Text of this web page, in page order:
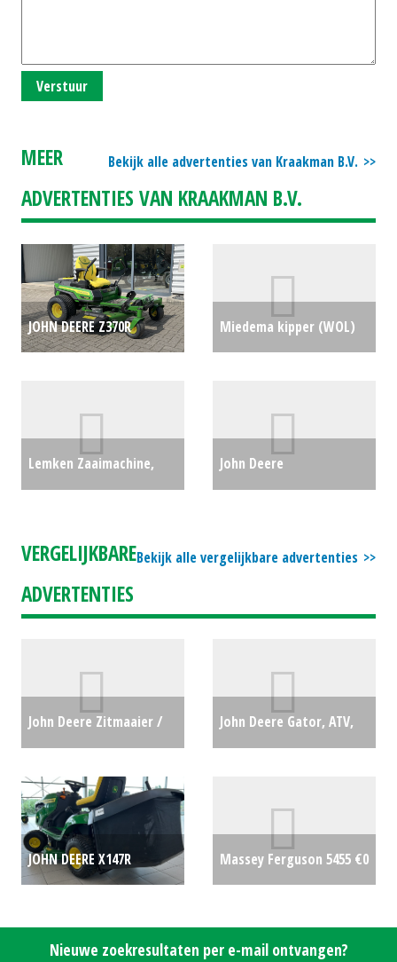
Verstuur
Bekijk alle advertenties van Kraakman B.V.
MEER
ADVERTENTIES VAN KRAAKMAN B.V.
JOHN DEERE Z370R
Miedema kipper (WOL)
Lemken Zaaimachine,
€0
John Deere
#26951
Bekijk alle vergelijkbare advertenties
VERGELIJKBARE
ADVERTENTIES
John Deere Zitmaaier /
#692638
€0
John Deere Gator, ATV,
JOHN DEERE X147R
€5168
Massey Ferguson 5455 €0
Nieuwe zoekresultaten per e-mail ontvangen?